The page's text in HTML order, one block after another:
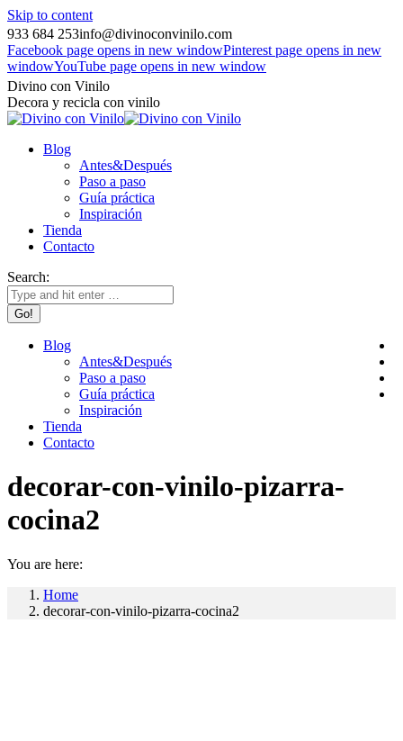
Skip to content
933 684 253info@divinoconvinilo.com
Facebook page opens in new windowPinterest page opens in new
windowYouTube page opens in new window
Divino con Vinilo
Decora y recicla con vinilo
Blog
Antes&Después
Paso a paso
Guía práctica
Inspiración
Tienda
Contacto
Search:
Blog
Antes&Después
Paso a paso
Guía práctica
Inspiración
Tienda
Contacto
decorar-con-vinilo-pizarra-
cocina2
You are here:
Home
decorar-con-vinilo-pizarra-cocina2